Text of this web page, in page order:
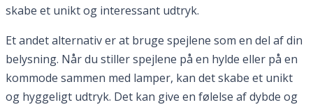
skabe et unikt og interessant udtryk.
Et andet alternativ er at bruge spejlene som en del af din
belysning. Når du stiller spejlene på en hylde eller på en
kommode sammen med lamper, kan det skabe et unikt
og hyggeligt udtryk. Det kan give en følelse af dybde og